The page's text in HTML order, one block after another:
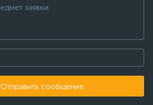
Отправить сообщение